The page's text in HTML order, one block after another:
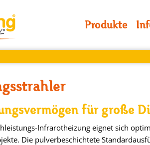
Produkte
für große
Infrarotheizung eignet sich
Die pulverbeschichtete